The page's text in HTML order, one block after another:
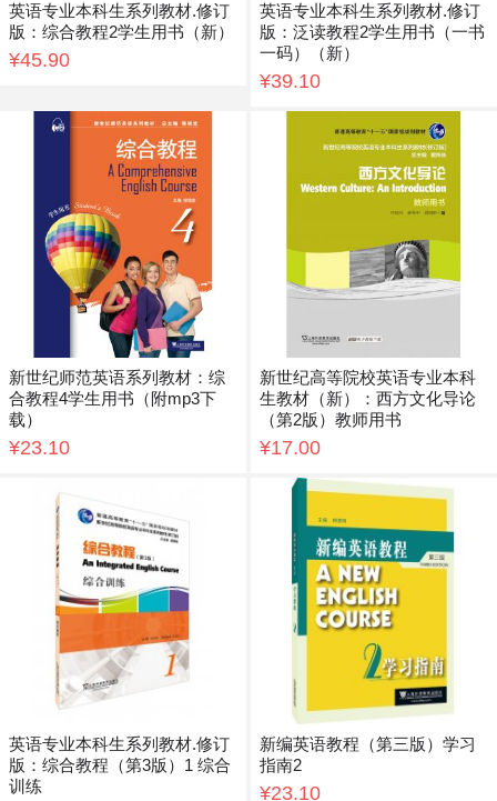
英语专业本科生系列教材.修订
版：综合教程2学生用书（新）
¥45.90
英语专业本科生系列教材.修订
版：泛读教程2学生用书（一书
一码）（新）
¥39.10
新世纪师范英语系列教材：综
合教程4学生用书（附mp3下
载）
¥23.10
新世纪高等院校英语专业本科
生教材（新）：西方文化导论
（第2版）教师用书
¥17.00
英语专业本科生系列教材.修订
版：综合教程（第3版）1 综合
训练
新编英语教程（第三版）学习
指南2
¥23.10